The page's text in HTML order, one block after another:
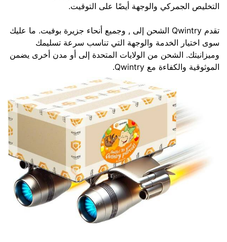
التخليص الجمركي والوجهة أيضًا على التوقيت.
تقدم Qwintry الشحن إلى , وجميع أنحاء جزيرة بوفيت. ما عليك
سوى اختيار الخدمة والوجهة التي تناسب سرعة تسليمك
وميزانيتك. الشحن من الولايات المتحدة إلى أو مدن أخرى يضمن
الموثوقية والكفاءة مع Qwintry.